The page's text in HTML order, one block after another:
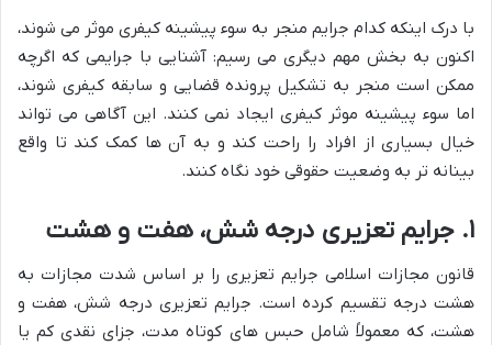
با درک اینکه کدام جرایم منجر به سوء پیشینه کیفری موثر می شوند،
اکنون به بخش مهم دیگری می رسیم: آشنایی با جرایمی که اگرچه
ممکن است منجر به تشکیل پرونده قضایی و سابقه کیفری شوند،
اما سوء پیشینه موثر کیفری ایجاد نمی کنند. این آگاهی می تواند
خیال بسیاری از افراد را راحت کند و به آن ها کمک کند تا واقع
بینانه تر به وضعیت حقوقی خود نگاه کنند.
۱. جرایم تعزیری درجه شش، هفت و هشت
قانون مجازات اسلامی جرایم تعزیری را بر اساس شدت مجازات به
هشت درجه تقسیم کرده است. جرایم تعزیری درجه شش، هفت و
هشت، که معمولاً شامل حبس های کوتاه مدت، جزای نقدی کم یا